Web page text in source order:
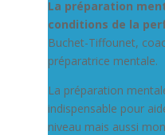
La préparation
conditions de la
Buchet-Tiffounet,
préparatrice mentale.
La préparation
indispensable pour
niveau mais aussi